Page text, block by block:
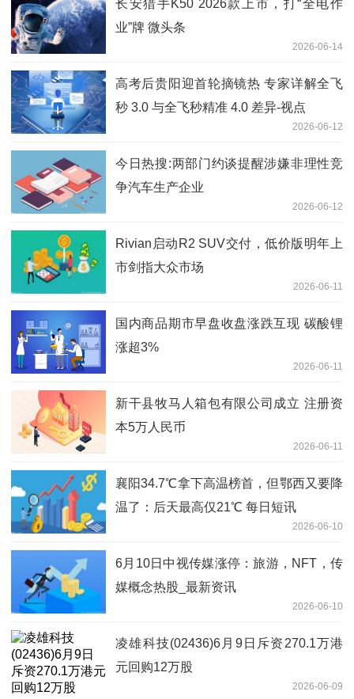
长安猎手K50 2026款上市，打“全电作
业”牌 微头条
2026-06-14
高考后贵阳迎首轮摘镜热 专家详解全飞
秒 3.0 与全飞秒精准 4.0 差异-视点
2026-06-12
今日热搜:两部门约谈提醒涉嫌非理性竞
争汽车生产企业
2026-06-12
Rivian启动R2 SUV交付，低价版明年上
市剑指大众市场
2026-06-11
国内商品期市早盘收盘涨跌互现 碳酸锂
涨超3%
2026-06-11
新干县牧马人箱包有限公司成立 注册资
本5万人民币
2026-06-11
襄阳34.7℃拿下高温榜首，但鄂西又要降
温了：后天最高仅21℃ 每日短讯
2026-06-10
6月10日中视传媒涨停：旅游，NFT，传
媒概念热股_最新资讯
2026-06-10
凌雄科技(02436)6月9日斥资270.1万港
元回购12万股
2026-06-09